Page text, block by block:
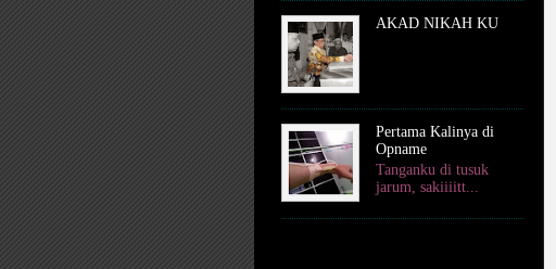
AKAD NIKAH KU
Pertama Kalinya di
Opname
Tanganku di tusuk
jarum, sakiiiitt...